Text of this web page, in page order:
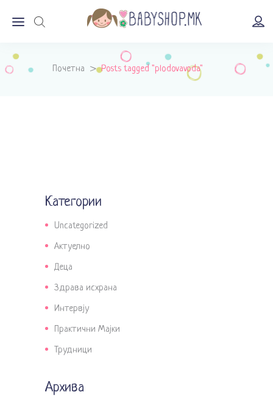
Почетна >Posts tagged "plodovavoda"
Категории
Uncategorized
Актуелно
Деца
Здрава исхрана
Интервју
Практични Мајки
Трудници
Архива